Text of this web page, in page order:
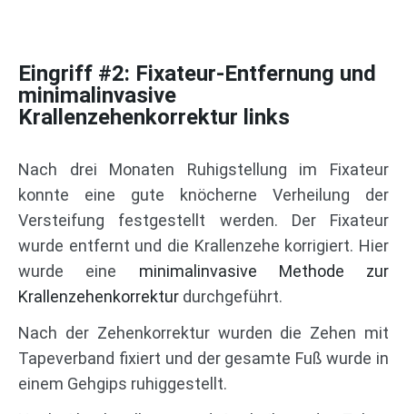
Eingriff #2: Fixateur-Entfernung und
minimalinvasive
Krallenzehenkorrektur links
Nach drei Monaten Ruhigstellung im Fixateur
konnte eine gute knöcherne Verheilung der
Versteifung festgestellt werden. Der Fixateur
wurde entfernt und die Krallenzehe korrigiert. Hier
wurde eine minimalinvasive Methode zur
Krallenzehenkorrektur durchgeführt.
Nach der Zehenkorrektur wurden die Zehen mit
Tapeverband fixiert und der gesamte Fuß wurde in
einem Gehgips ruhiggestellt.